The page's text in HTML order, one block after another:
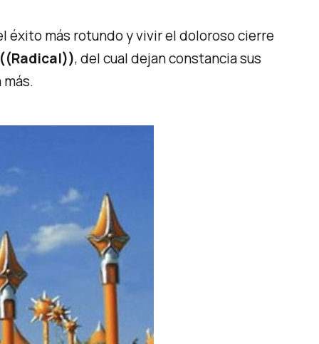
éxito más rotundo y vivir el doloroso cierre
, del cual dejan constancia sus